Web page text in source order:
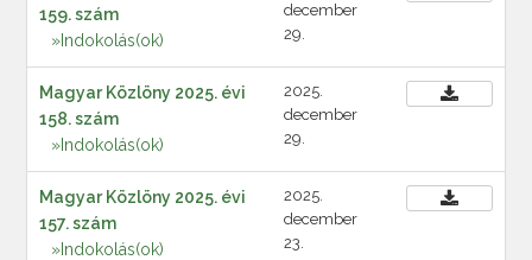
159. szám
»Indokolás(ok)
december
29.
Magyar Közlöny 2025. évi
158. szám
»Indokolás(ok)
2025.
december
29.
Magyar Közlöny 2025. évi
157. szám
»Indokolás(ok)
2025.
december
23.